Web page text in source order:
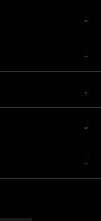
↓
↓
↓
↓
↓